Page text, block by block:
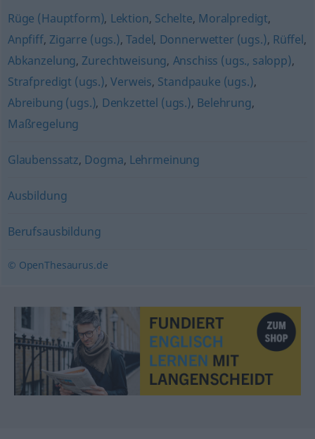
Rüge (Hauptform), Lektion, Schelte, Moralpredigt,
Anpfiff, Zigarre (ugs.),Tadel, Donnerwetter (ugs.), Rüffel,
Abkanzelung, Zurechtweisung, Anschiss (ugs., salopp),
Strafpredigt (ugs.),Verweis, Standpauke (ugs.),
Abreibung (ugs.), Denkzettel (ugs.), Belehrung,
Maßregelung
Glaubenssatz, Dogma, Lehrmeinung
Ausbildung
Berufsausbildung
© OpenThesaurus.de